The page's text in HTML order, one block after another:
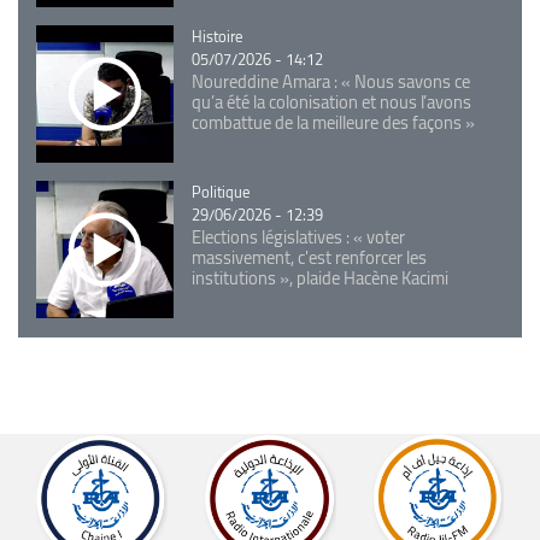
Catégorie
Histoire
05/07/2026 - 14:12
Noureddine Amara : « Nous savons ce
qu’a été la colonisation et nous l’avons
combattue de la meilleure des façons »
Catégorie
Politique
29/06/2026 - 12:39
Elections législatives : « voter
massivement, c'est renforcer les
institutions », plaide Hacène Kacimi